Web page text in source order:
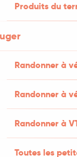
Produits du
Randonner à
Randonner à
Randonner à
Toutes les